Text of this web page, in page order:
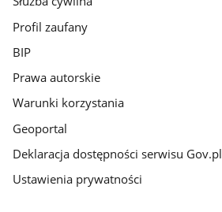
Profil zaufany
BIP
Prawa autorskie
Warunki korzystania
Geoportal
Deklaracja dostępności serwisu Gov.pl
Ustawienia prywatności